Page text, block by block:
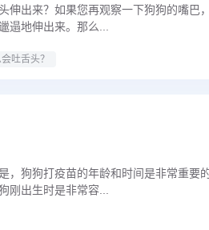
伸出来？如果您再观察一下狗狗的嘴巴
遢地伸出来。那么...
吐舌头？
，狗狗打疫苗的年龄和时间是非常重要
刚出生时是非常容...